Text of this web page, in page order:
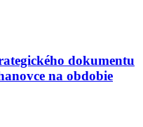
dokumentu
na obdobie